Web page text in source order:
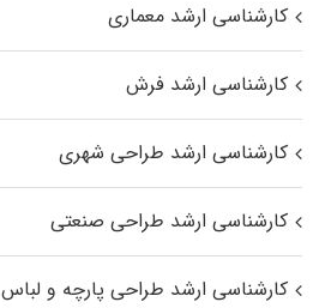
کارشناسی ارشد معماری
کارشناسی ارشد فرش
کارشناسی ارشد طراحی شهری
کارشناسی ارشد طراحی صنعتی
کارشناسی ارشد طراحی پارچه و لباس